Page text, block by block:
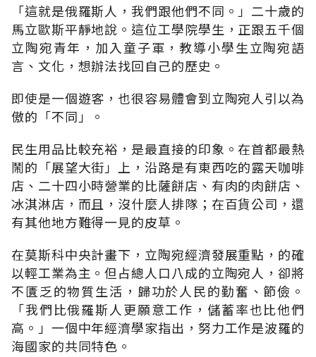
「這就是俄羅斯人，我們跟他們不同。」二十歲的
馬立歐斯平靜地說。這位工學院學生，正跟五千個
立陶宛青年，加入童子軍，教導小學生立陶宛語
言、文化，想辦法找回自己的歷史。
即使是一個遊客，也很容易體會到立陶宛人引以為
傲的「不同」。
民生用品比較充裕，是最直接的印象。在首都最熱
鬧的「展望大街」上，沿路是有東西吃的露天咖啡
店、二十四小時營業的比薩餅店、有肉的肉餅店、
冰淇淋店，而且，沒什麼人排隊；在百貨公司，還
有其他地方難得一見的皮草。
在莫斯科中央計畫下，立陶宛經濟發展重點，的確
以輕工業為主。但占總人口八成的立陶宛人，卻將
不匱乏的物質生活，歸功於人民的勤奮、節儉。
「我們比俄羅斯人更願意工作，儲蓄率也比他們
高。」一個中年經濟學家指出，努力工作是波羅的
海國家的共同特色。